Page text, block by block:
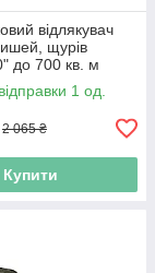
відлякувач
щурів
до 700 кв. м
1 од.
2 065 ₴
Купити